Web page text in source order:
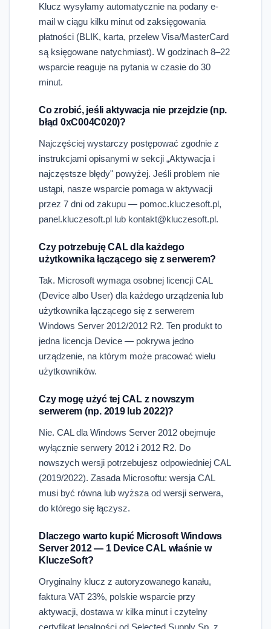
Klucz wysyłamy automatycznie na podany e-
mail w ciągu kilku minut od zaksięgowania
płatności (BLIK, karta, przelew Visa/MasterCard
są księgowane natychmiast). W godzinach 8–22
wsparcie reaguje na pytania w czasie do 30
minut.
Co zrobić, jeśli aktywacja nie przejdzie (np.
błąd 0xC004C020)?
Najczęściej wystarczy postępować zgodnie z
instrukcjami opisanymi w sekcji „Aktywacja i
najczęstsze błędy" powyżej. Jeśli problem nie
ustąpi, nasze wsparcie pomaga w aktywacji
przez 7 dni od zakupu — pomoc.kluczesoft.pl,
panel.kluczesoft.pl lub kontakt@kluczesoft.pl.
Czy potrzebuję CAL dla każdego
użytkownika łączącego się z serwerem?
Tak. Microsoft wymaga osobnej licencji CAL
(Device albo User) dla każdego urządzenia lub
użytkownika łączącego się z serwerem
Windows Server 2012/2012 R2. Ten produkt to
jedna licencja Device — pokrywa jedno
urządzenie, na którym może pracować wielu
użytkowników.
Czy mogę użyć tej CAL z nowszym
serwerem (np. 2019 lub 2022)?
Nie. CAL dla Windows Server 2012 obejmuje
wyłącznie serwery 2012 i 2012 R2. Do
nowszych wersji potrzebujesz odpowiedniej CAL
(2019/2022). Zasada Microsoftu: wersja CAL
musi być równa lub wyższa od wersji serwera,
do którego się łączysz.
Dlaczego warto kupić Microsoft Windows
Server 2012 — 1 Device CAL właśnie w
KluczeSoft?
Oryginalny klucz z autoryzowanego kanału,
faktura VAT 23%, polskie wsparcie przy
aktywacji, dostawa w kilka minut i czytelny
certyfikat legalności od Selected Supply Sp. z